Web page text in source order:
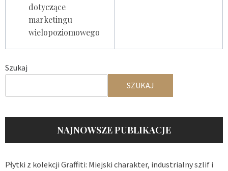
dotyczące
marketingu
wielopoziomowego
Szukaj
SZUKAJ
NAJNOWSZE PUBLIKACJE
Płytki z kolekcji Graffiti: Miejski charakter, industrialny szlif i